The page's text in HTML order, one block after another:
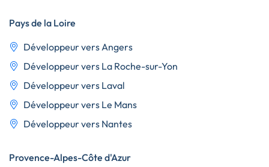
Pays de la Loire
Développeur vers Angers
Développeur vers La Roche-sur-Yon
Développeur vers Laval
Développeur vers Le Mans
Développeur vers Nantes
Provence-Alpes-Côte d'Azur